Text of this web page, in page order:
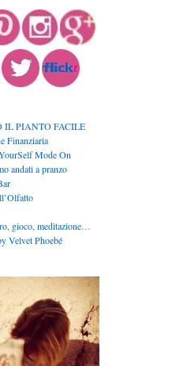
IL PIANTO FACILE
Finanziaria
Mode On
andati a pranzo
gioco, meditazione…
Velvet Phoebé